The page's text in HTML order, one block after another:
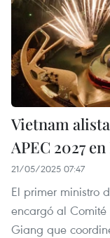
Vietnam
APEC 2027
21/05/2025 07:47
El primer ministro
encargó al
Giang que